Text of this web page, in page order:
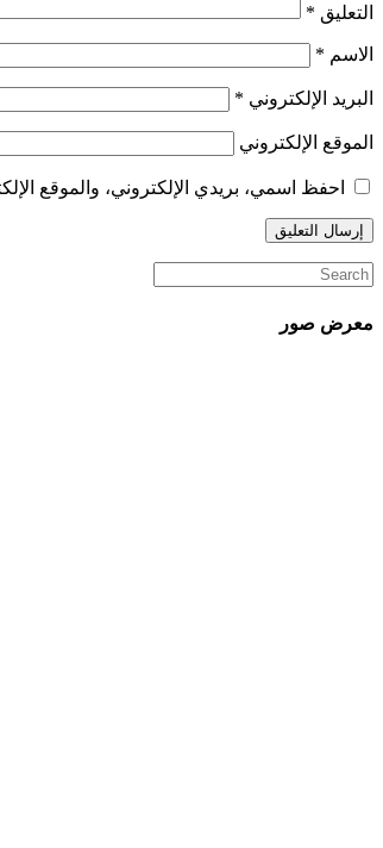
التعليق *
الاسم *
البريد الإلكتروني *
الموقع الإلكتروني
احفظ اسمي، بريدي الإلكتروني، والموقع
معرض صور